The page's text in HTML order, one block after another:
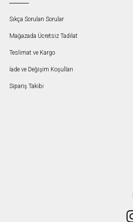
Sıkça Sorulan Sorular
Mağazada Ücretsiz Tadilat
Teslimat ve Kargo
İade ve Değişim Koşulları
Sipariş Takibi